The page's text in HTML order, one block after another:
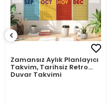
Zamansız Aylık Planlayıcı
Takvim, Tarihsiz Retro
Duvar Takvimi